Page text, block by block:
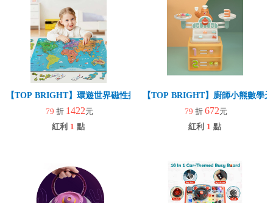
【TOP BRIGHT】環遊世界磁性拼圖（88片拼圖）
79 折 1422元
紅利 1 點
【TOP BRIGHT】廚師小熊數學
79 折 672元
紅利 1 點